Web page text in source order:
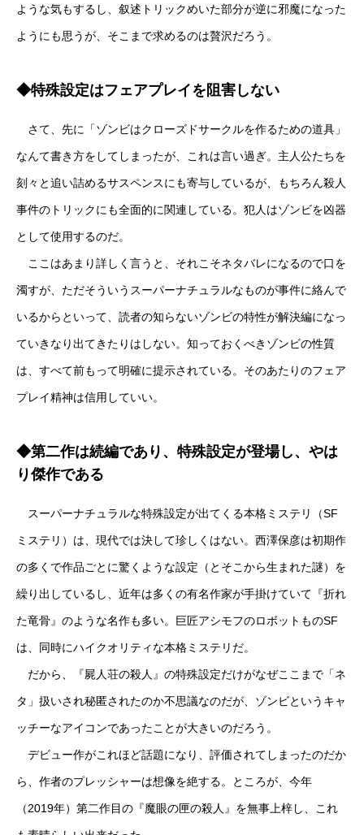
ような気もするし、叙述トリックめいた部分が逆に邪魔になった
ようにも思うが、そこまで求めるのは贅沢だろう。
◆特殊設定はフェアプレイを阻害しない
さて、先に「ゾンビはクローズドサークルを作るための道具」
なんて書き方をしてしまったが、これは言い過ぎ。主人公たちを
刻々と追い詰めるサスペンスにも寄与しているが、もちろん殺人
事件のトリックにも全面的に関連している。犯人はゾンビを凶器
として使用するのだ。
ここはあまり詳しく言うと、それこそネタバレになるので口を
濁すが、ただそういうスーパーナチュラルなものが事件に絡んで
いるからといって、読者の知らないゾンビの特性が解決編になっ
ていきなり出てきたりはしない。知っておくべきゾンビの性質
は、すべて前もって明確に提示されている。そのあたりのフェア
プレイ精神は信用していい。
◆第二作は続編であり、特殊設定が登場し、やは
り傑作である
スーパーナチュラルな特殊設定が出てくる本格ミステリ（SF
ミステリ）は、現代では決して珍しくはない。西澤保彦は初期作
の多くで作品ごとに驚くような設定（とそこから生まれた謎）を
繰り出しているし、近年は多くの有名作家が手掛けていて『折れ
た竜骨』のような名作も多い。巨匠アシモフのロボットものSF
は、同時にハイクオリティな本格ミステリだ。
だから、『屍人荘の殺人』の特殊設定だけがなぜここまで「ネ
タ」扱いされ秘匿されたのか不思議なのだが、ゾンビというキャ
ッチーなアイコンであったことが大きいのだろう。
デビュー作がこれほど話題になり、評価されてしまったのだか
ら、作者のプレッシャーは想像を絶する。ところが、今年
（2019年）第二作目の『魔眼の匣の殺人』を無事上梓し、これ